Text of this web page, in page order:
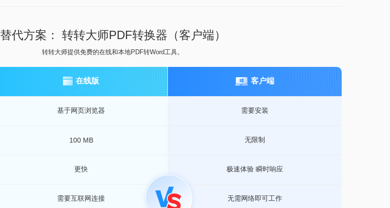
替代方案： 转转大师PDF转换器（客户端）
转转大师提供免费的在线和本地PDF转Word工具。
在线版 客户端
基于网页浏览器 需要安装
100 MB 无限制
更快 极速体验 瞬时响应
需要互联网连接 无需网络即可工作